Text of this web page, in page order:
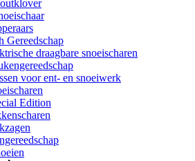
Gereedschap
draagbare snoeischaren
voor ent- en snoeiwerk
Edition